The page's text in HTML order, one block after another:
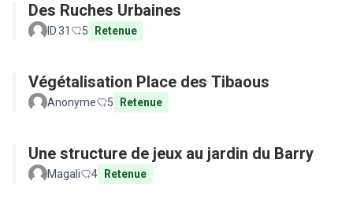
Des Ruches Urbaines
ID.31 5 Retenue
Végétalisation Place des Tibaous
Anonyme 5 Retenue
Une structure de jeux au jardin du Barry
Magali 4 Retenue